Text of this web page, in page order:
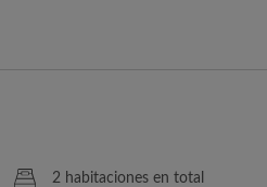
2 habitaciones en total